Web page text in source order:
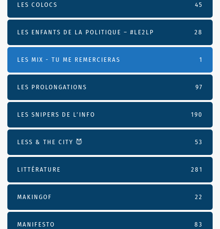
LES COLOCS 45
LES ENFANTS DE LA POLITIQUE – #LE2LP 28
LES MIX - TU ME REMERCIERAS 1
LES PROLONGATIONS 97
LES SNIPERS DE L’INFO 190
LESS & THE CITY 😈 53
LITTÉRATURE 281
MAKINGOF 22
MANIFESTO 83